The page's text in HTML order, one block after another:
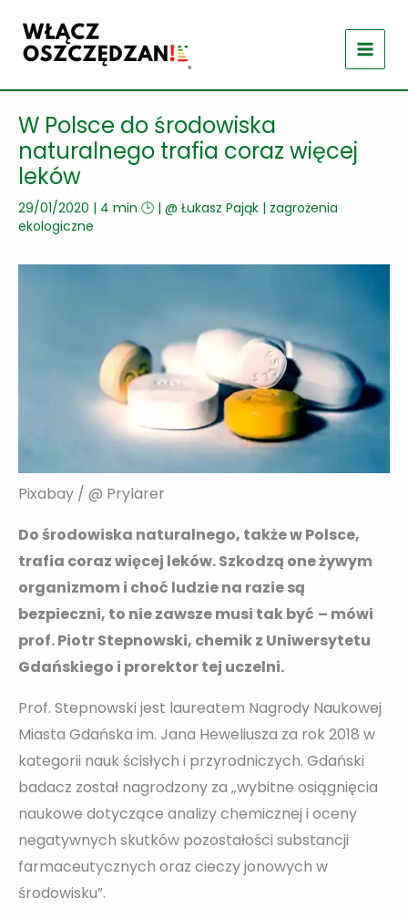
treści
W Polsce do środowiska
naturalnego trafia coraz więcej
leków
29/01/2020 | 4 min 🕒 | @ Łukasz Pająk | zagrożenia
ekologiczne
Pixabay / @ Prylarer
Do środowiska naturalnego, także w Polsce,
trafia coraz więcej leków. Szkodzą one żywym
organizmom i choć ludzie na razie są
bezpieczni, to nie zawsze musi tak być – mówi
prof. Piotr Stepnowski, chemik z Uniwersytetu
Gdańskiego i prorektor tej uczelni.
Prof. Stepnowski jest laureatem Nagrody Naukowej
Miasta Gdańska im. Jana Heweliusza za rok 2018 w
kategorii nauk ścisłych i przyrodniczych. Gdański
badacz został nagrodzony za „wybitne osiągnięcia
naukowe dotyczące analizy chemicznej i oceny
negatywnych skutków pozostałości substancji
farmaceutycznych oraz cieczy jonowych w
środowisku”.